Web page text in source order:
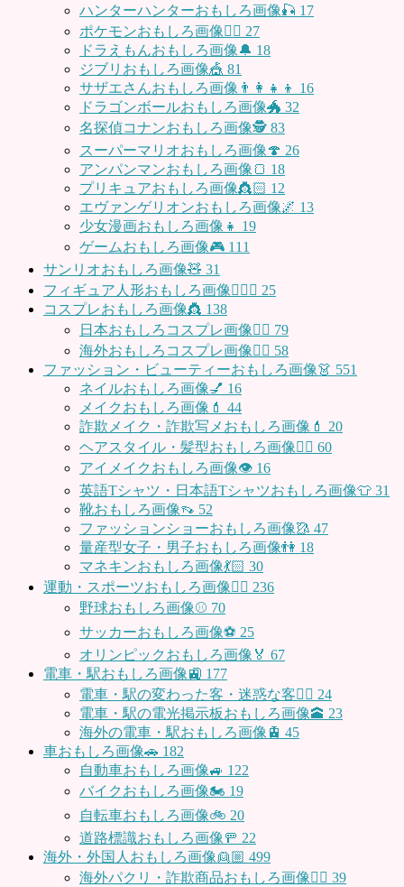
ハンターハンターおもしろ画像🎣 17
ポケモンおもしろ画像🤹‍♂️ 27
ドラえもんおもしろ画像🔔 18
ジブリおもしろ画像🎪 81
サザエさんおもしろ画像👨‍👩‍👧‍👦 16
ドラゴンボールおもしろ画像🐲 32
名探偵コナンおもしろ画像🕵️ 83
スーパーマリオおもしろ画像🍄 26
アンパンマンおもしろ画像🍞 18
プリキュアおもしろ画像👸🏻 12
エヴァンゲリオンおもしろ画像🌌 13
少女漫画おもしろ画像👧 19
ゲームおもしろ画像🎮 111
サンリオおもしろ画像🧸 31
フィギュア人形おもしろ画像🧍🏼‍♂️ 25
コスプレおもしろ画像👸 138
日本おもしろコスプレ画像🧝‍♀️ 79
海外おもしろコスプレ画像🧝‍♂️ 58
ファッション・ビューティーおもしろ画像👗 551
ネイルおもしろ画像💅 16
メイクおもしろ画像💄 44
詐欺メイク・詐欺写メおもしろ画像💄 20
ヘアスタイル・髪型おもしろ画像👱‍♀️ 60
アイメイクおもしろ画像👁 16
英語Tシャツ・日本語Tシャツおもしろ画像👕 31
靴おもしろ画像👡 52
ファッションショーおもしろ画像🥻 47
量産型女子・男子おもしろ画像👫 18
マネキンおもしろ画像💃🏻 30
運動・スポーツおもしろ画像🏃‍♂️ 236
野球おもしろ画像⚾ 70
サッカーおもしろ画像⚽️ 25
オリンピックおもしろ画像🏅 67
電車・駅おもしろ画像🚉 177
電車・駅の変わった客・迷惑な客🤦‍♀️ 24
電車・駅の電光掲示板おもしろ画像🕋 23
海外の電車・駅おもしろ画像🚊 45
車おもしろ画像🚗 182
自動車おもしろ画像🚙 122
バイクおもしろ画像🏍 19
自転車おもしろ画像🚲 20
道路標識おもしろ画像🚥 22
海外・外国人おもしろ画像👱🏼 499
海外パクリ・詐欺商品おもしろ画像🙅‍♀️ 39